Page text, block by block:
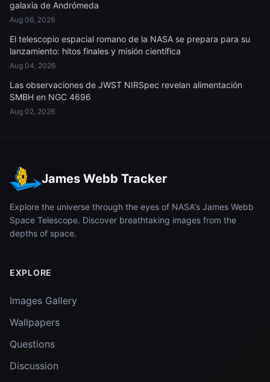
galaxia de Andrómeda
Aug 06, 2026
El telescopio espacial romano de la NASA se prepara para su
lanzamiento: hitos finales y misión científica
Aug 04, 2026
Las observaciones de JWST NIRSpec revelan alimentación
SMBH en NGC 4696
Aug 02, 2026
James Webb Tracker
Explore the universe through the eyes of NASA's James Webb
Space Telescope. Discover breathtaking images from the
depths of space.
EXPLORE
Images Gallery
Wallpapers
Questions
Discussion